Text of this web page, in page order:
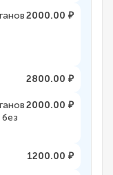
2000.00 ₽
2800.00 ₽
2000.00 ₽
1200.00 ₽